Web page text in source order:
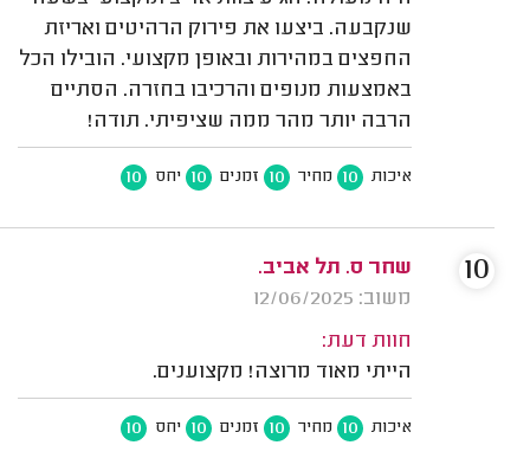
שנקבעה. ביצעו את פירוק הרהיטים ואריזת
החפצים במהירות ובאופן מקצועי. הובילו הכל
באמצעות מנופים והרכיבו בחזרה. הסתיים
הרבה יותר מהר ממה שציפיתי. תודה!
איכות 10 מחיר 10 זמנים 10 יחס 10
שחר ס. תל אביב.
משוב: 12/06/2025
חוות דעת:
הייתי מאוד מרוצה! מקצוענים.
איכות 10 מחיר 10 זמנים 10 יחס 10
10